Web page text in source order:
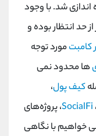
آگوست 2021 (اوت 1400) راه اندازی شد. با وجود
حد انتظار بوده و
مورد توجه
‌ها محدود نمی‌
کیف پول،
SocialFi، پروژه‌های
خواهیم با نگاهی